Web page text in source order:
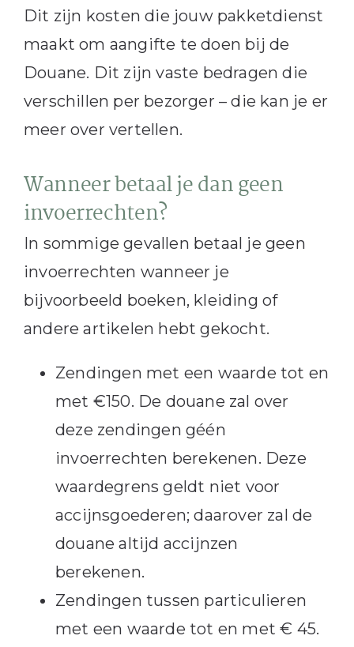
Dit zijn kosten die jouw pakketdienst
maakt om aangifte te doen bij de
Douane. Dit zijn vaste bedragen die
verschillen per bezorger – die kan je er
meer over vertellen.
Wanneer betaal je dan geen
invoerrechten?
In sommige gevallen betaal je geen
invoerrechten wanneer je
bijvoorbeeld boeken, kleiding of
andere artikelen hebt gekocht.
Zendingen met een waarde tot en
met €150. De douane zal over
deze zendingen géén
invoerrechten berekenen. Deze
waardegrens geldt niet voor
accijnsgoederen; daarover zal de
douane altijd accijnzen
berekenen.
Zendingen tussen particulieren
met een waarde tot en met € 45.